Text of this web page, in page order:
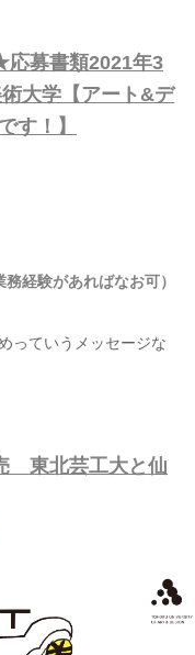
応募書類2021年3
大学【アート&デ
す！】
経験があればなお可）
っていうメッセージな
東北芸工大と仙